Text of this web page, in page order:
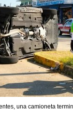
una camioneta